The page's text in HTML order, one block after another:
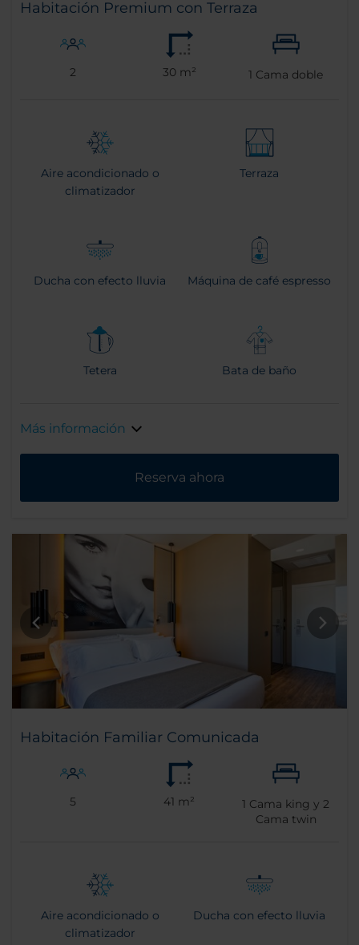
Habitación Premium con Terraza
2 30 m² 1 Cama doble
Aire acondicionado o
climatizador
Terraza
Ducha con efecto lluvia Máquina de café espresso
Tetera Bata de baño
Más información
Reserva ahora
Habitación Familiar Comunicada
5 41 m² 1 Cama king y2
Cama twin
Aire acondicionado o
climatizador
Ducha con efecto lluvia